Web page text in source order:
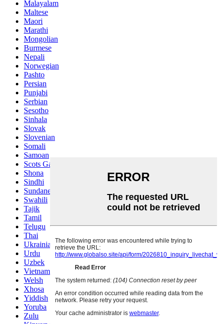
Malayalam
Maltese
Maori
Marathi
Mongolian
Burmese
Nepali
Norwegian
Pashto
Persian
Punjabi
Serbian
Sesotho
Sinhala
Slovak
Slovenian
Somali
Samoan
Scots Gaelic
Shona
Sindhi
Sundanese
Swahili
Tajik
Tamil
Telugu
Thai
Ukrainian
Urdu
Uzbek
Vietnamese
Welsh
Xhosa
Yiddish
Yoruba
Zulu